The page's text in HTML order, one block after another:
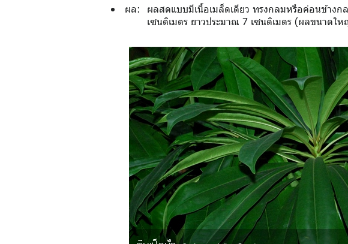
ผล:
ผลสดแบบมีเนื้อเมล็ดเดียว ทรงกลมหรือค่อนข้างก
เซนติเมตร ยาวประมาณ 7 เซนติเมตร (ผลขนาดใ